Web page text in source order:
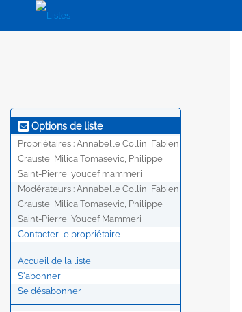
Options de liste
Propriétaires : Annabelle Collin, Fabien
Crauste, Milica Tomasevic, Philippe
Saint-Pierre, youcef mammeri
Modérateurs : Annabelle Collin, Fabien
Crauste, Milica Tomasevic, Philippe
Saint-Pierre, Youcef Mammeri
Contacter le propriétaire
Accueil de la liste
S'abonner
Se désabonner